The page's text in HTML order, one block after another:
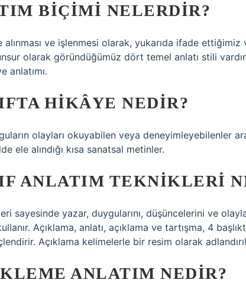
BIÇIMI NELERDIR?
alınması ve işlenmesi olarak, yukarıda ifade ettiğimiz
olarak göründüğümüz dört temel anlatı stili
anlatımı.
HIKÂYE NEDIR?
olayları okuyabilen veya deneyimleyebilenler
ele alındığı kısa sanatsal metinler.
ANLATIM TEKNIKLERI
sayesinde yazar, duygularını, düşüncelerini ve
Açıklama, anlatı, açıklama ve tartışma, 4
Açıklama kelimelerle bir resim olarak
ANLATIM NEDIR?